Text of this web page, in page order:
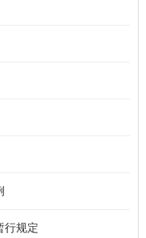
行规定